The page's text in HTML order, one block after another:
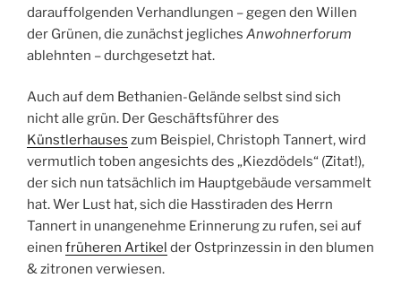
darauffolgenden Verhandlungen – gegen den Willen
der Grünen, die zunächst jegliches Anwohnerforum
ablehnten – durchgesetzt hat.
Auch auf dem Bethanien-Gelände selbst sind sich
nicht alle grün. Der Geschäftsführer des
Künstlerhauses zum Beispiel, Christoph Tannert, wird
vermutlich toben angesichts des „Kiezdödels“ (Zitat!),
der sich nun tatsächlich im Hauptgebäude versammelt
hat. Wer Lust hat, sich die Hasstiraden des Herrn
Tannert in unangenehme Erinnerung zu rufen, sei auf
einen früheren Artikel der Ostprinzessin in den blumen
& zitronen verwiesen.